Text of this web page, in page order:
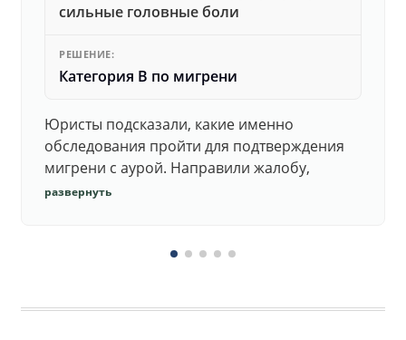
сильные головные боли
РЕШЕНИЕ:
Категория В по мигрени
Юристы подсказали, какие именно
обследования пройти для подтверждения
мигрени с аурой. Направили жалобу,
добились повторного осмотра и списания в
развернуть